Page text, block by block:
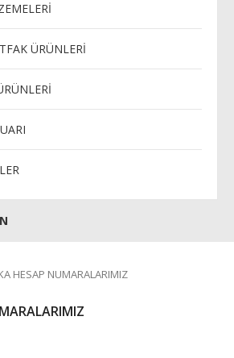
ÜRÜNLERI
HESAP NUMARALARIMIZ